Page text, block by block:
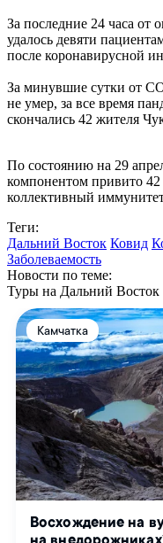
За последние 24 часа от
удалось девяти
после коронавирусной
За минувшие сутки от
не умер, за все время
скончались 42 жителя
По состоянию на 29
компонентом привито
коллективный
Теги:
Дальний Восток Ковид
Заболеваемость
Новости по теме:
Туры на Дальний Восток